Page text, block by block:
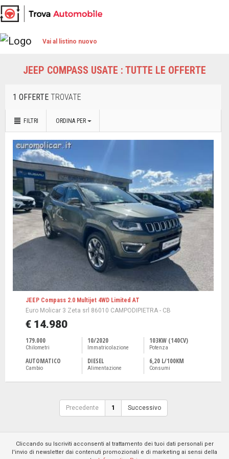
Vai al listino nuovo
JEEP COMPASS USATE : TUTTE LE OFFERTE
1 OFFERTE TROVATE
FILTRI ORDINA PER
JEEP Compass 2.0 Multijet 4WD Limited AT
Euro Molicar 3 Zeta srl 86010 CAMPODIPIETRA - CB
€ 14.980
179.000
Chilometri
10/2020
Immatricolazione
103KW (140CV)
Potenza
AUTOMATICO
Cambio
DIESEL
Alimentazione
6,20 L/100KM
Consumi
Precedente 1 Successivo
Cliccando su Iscriviti acconsenti al trattamento dei tuoi dati personali per
l'invio di newsletter dai contenuti promozionali e di marketing ai sensi della